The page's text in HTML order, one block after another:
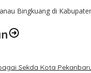
Bingkuang di
Sekda Kota